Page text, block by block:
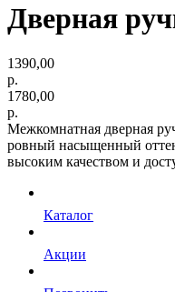
Дверная
1390,00
р.
1780,00
р.
Межкомнатная дверная
ровный насыщенный
высоким качеством и
Каталог
Акции